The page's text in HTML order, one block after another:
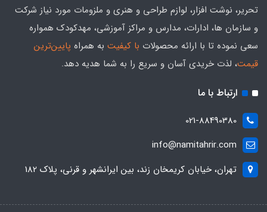
تحریر، نوشت افزار، لوازم طراحی و هنری و ملزومات مورد نیاز شرکت
و سازمان ها، ادارات، مدارس و مراکز آموزشی، مهدکودک همواره
سعی نموده تا با ارائه محصولات با کیفیت به همراه پایین‌ترین
قیمت، لذت خریدی آسان و سریع را به شما هدیه‌ دهد.
ارتباط با ما
021-88490380
info@namitahrir.com
تهران، خیابان کریمخان زند، بین ایرانشهر و قرنی، پلاک 182